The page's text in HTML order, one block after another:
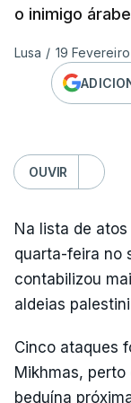
o inimigo
Lusa / 19
OUVIR
Na lista de
quarta-feira no
contabilizou
aldeias
Cinco ataques
Mikhmas,
beduína